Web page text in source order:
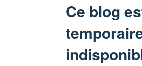
Ce blog